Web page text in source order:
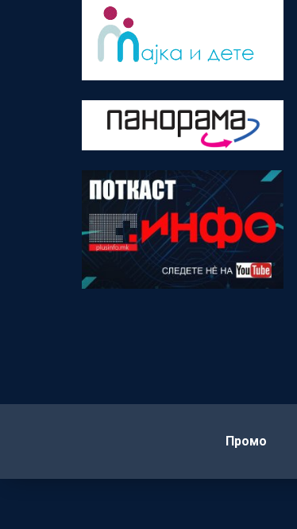
Промо